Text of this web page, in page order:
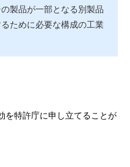
製品が一部となる別製品
ために必要な構成の工業
を特許庁に申し立てることが